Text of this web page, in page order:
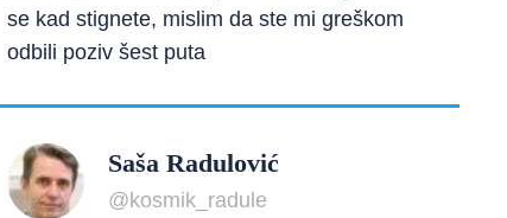
se kad stignete, mislim da ste mi greškom
odbili poziv šest puta
Saša Radulović
@kosmik_radule